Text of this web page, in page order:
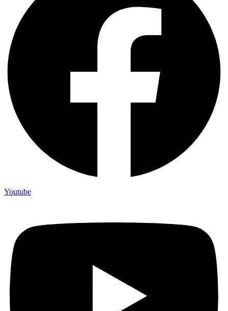
Youtube